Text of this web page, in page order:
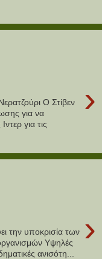
›
Ο Στίβεν
για να
για τις
›
την υποκρισία των
Υψηλές
ανισότη...